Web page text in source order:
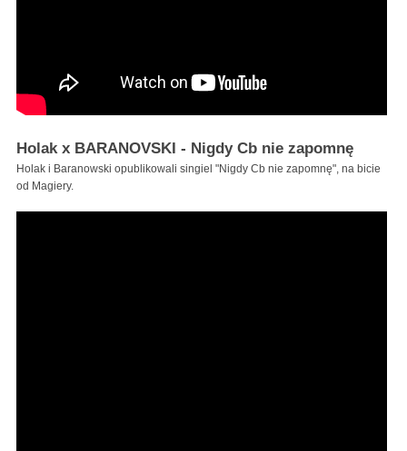
Holak x BARANOVSKI - Nigdy Cb nie zapomnę
Holak i Baranowski opublikowali singiel "Nigdy Cb nie zapomnę", na bicie
od Magiery.